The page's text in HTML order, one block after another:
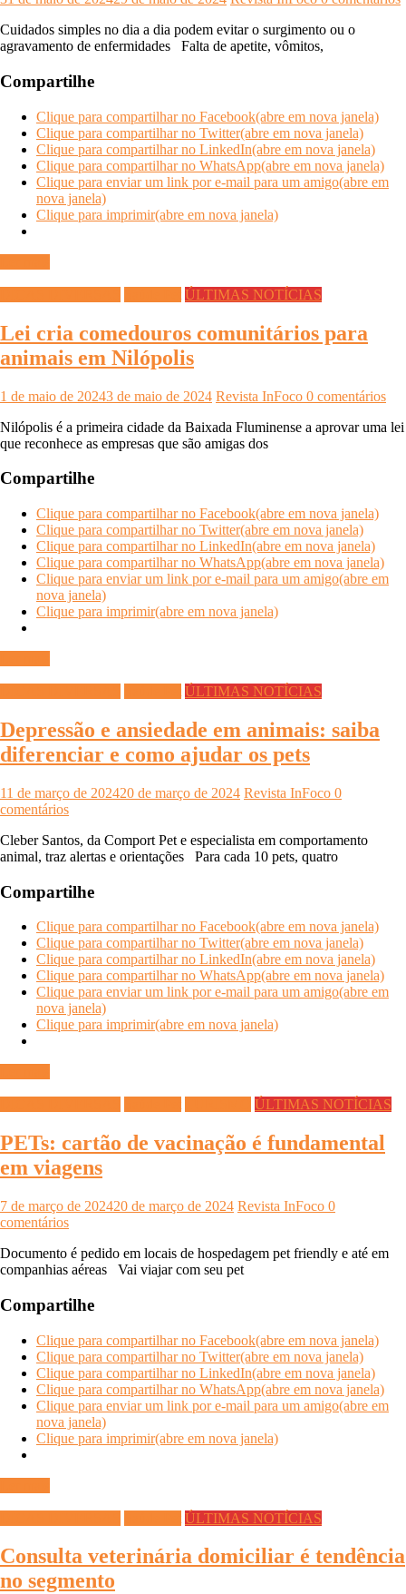
Cuidados simples no dia a dia podem evitar o surgimento ou o
agravamento de enfermidades Falta de apetite, vômitos,
Compartilhe
Clique para compartilhar no Facebook(abre em nova janela)
Clique para compartilhar no Twitter(abre em nova janela)
Clique para compartilhar no LinkedIn(abre em nova janela)
Clique para compartilhar no WhatsApp(abre em nova janela)
Clique para enviar um link por e-mail para um amigo(abre em
nova janela)
Clique para imprimir(abre em nova janela)
ÚLTIMAS NOTÍCIAS
Lei cria comedouros comunitários para
animais em Nilópolis
1 de maio de 20243 de maio de 2024 Revista InFoco 0 comentários
Nilópolis é a primeira cidade da Baixada Fluminense a aprovar uma lei
que reconhece as empresas que são amigas dos
Compartilhe
Clique para compartilhar no Facebook(abre em nova janela)
Clique para compartilhar no Twitter(abre em nova janela)
Clique para compartilhar no LinkedIn(abre em nova janela)
Clique para compartilhar no WhatsApp(abre em nova janela)
Clique para enviar um link por e-mail para um amigo(abre em
nova janela)
Clique para imprimir(abre em nova janela)
ÚLTIMAS NOTÍCIAS
Depressão e ansiedade em animais: saiba
diferenciar e como ajudar os pets
11 de março de 202420 de março de 2024 Revista InFoco 0
comentários
Cleber Santos, da Comport Pet e especialista em comportamento
animal, traz alertas e orientações Para cada 10 pets, quatro
Compartilhe
Clique para compartilhar no Facebook(abre em nova janela)
Clique para compartilhar no Twitter(abre em nova janela)
Clique para compartilhar no LinkedIn(abre em nova janela)
Clique para compartilhar no WhatsApp(abre em nova janela)
Clique para enviar um link por e-mail para um amigo(abre em
nova janela)
Clique para imprimir(abre em nova janela)
ÚLTIMAS NOTÍCIAS
PETs: cartão de vacinação é fundamental
em viagens
7 de março de 202420 de março de 2024 Revista InFoco 0
comentários
Documento é pedido em locais de hospedagem pet friendly e até em
companhias aéreas Vai viajar com seu pet
Compartilhe
Clique para compartilhar no Facebook(abre em nova janela)
Clique para compartilhar no Twitter(abre em nova janela)
Clique para compartilhar no LinkedIn(abre em nova janela)
Clique para compartilhar no WhatsApp(abre em nova janela)
Clique para enviar um link por e-mail para um amigo(abre em
nova janela)
Clique para imprimir(abre em nova janela)
ÚLTIMAS NOTÍCIAS
Consulta veterinária domiciliar é tendência
no segmento